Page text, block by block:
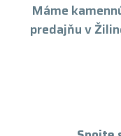
Máme
predajňu v